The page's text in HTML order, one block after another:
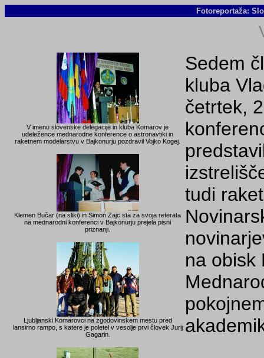
Fotoreportaža:
V imenu slovenske delegacije in kluba Komarov je
udeležence mednarodne konference o astronavtiki in
raketnem modelarstvu v Bajkonurju pozdravil Vojko Kogej.
Klemen Bučar (na sliki) in Simon Zajc sta za svoja referata
na mednarodni konferenci v Bajkonurju prejela pisni
priznanji.
Ljubljanski Komarovci na zgodovinskem mestu pred
lansirno rampo, s katere je poletel v vesolje prvi človek Jurij
Gagarin.
Sedem
kluba
četrtek,
tudi
na obisk